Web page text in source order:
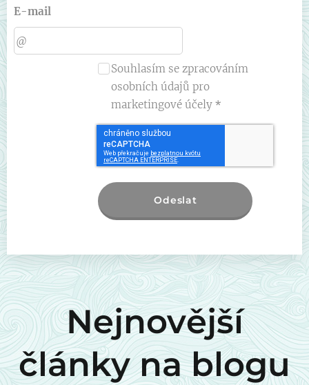
E-mail
Souhlasím se zpracováním
osobních údajů pro
marketingové účely
Odeslat
Nejnovější
články na blogu